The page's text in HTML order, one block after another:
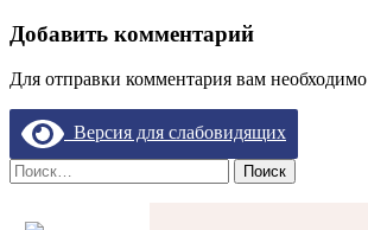
Добавить комментарий
Для отправки комментария вам необходимо
Версия для слабовидящих
Найти: